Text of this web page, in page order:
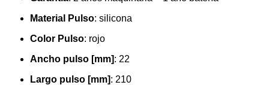
Material Pulso: silicona
Color Pulso: rojo
Ancho pulso [mm]: 22
Largo pulso [mm]: 210